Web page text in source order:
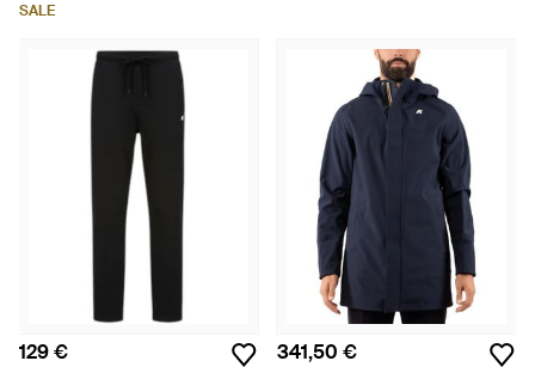
SALE
129 € 341,50 €